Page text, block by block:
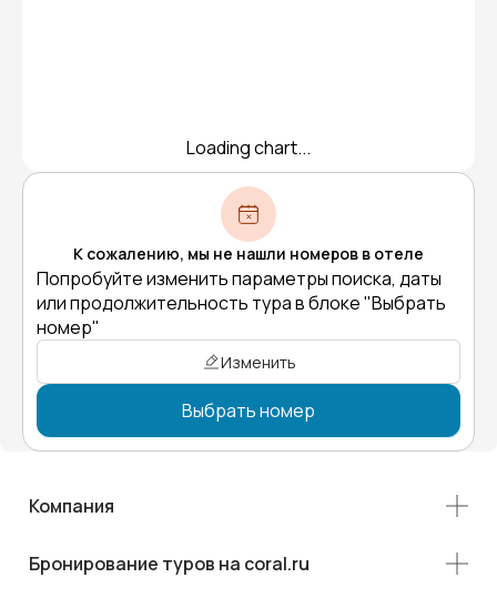
Loading chart...
К сожалению, мы не нашли номеров в отеле
Попробуйте изменить параметры поиска, даты
или продолжительность тура в блоке "Выбрать
номер"
Изменить
Выбрать номер
Компания
Бронирование туров на coral.ru